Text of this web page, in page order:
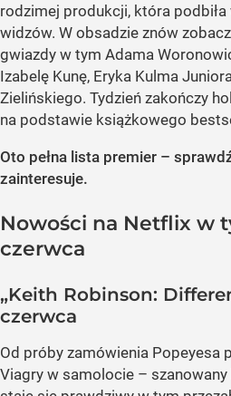
rodzimej produkcji, która
widzów. W obsadzie znów
gwiazdy w tym Adama
Izabelę Kunę, Eryka Kulma
Zielińskiego. Tydzień zakończy
na podstawie książkowego
Oto pełna lista premier –
zainteresuje.
Nowości na Netflix w
czerwca
„Keith Robinson:
czerwca
Od próby zamówienia Popeyesa
Viagry w samolocie –